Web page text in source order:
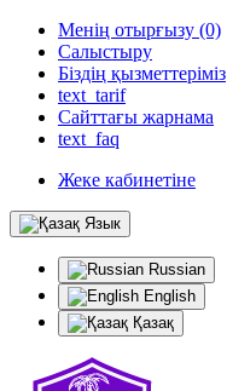
Менің отырғызу (0)
Салыстыру
Біздің қызметтеріміз
text_tarif
Сайттағы жарнама
text_faq
Жеке кабинетіне
Язык
Russian
English
Қазақ